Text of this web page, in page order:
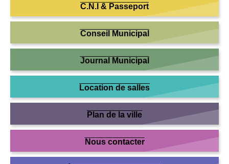
C.N.I & Passeport
Conseil Municipal
Journal Municipal
Location de salles
Plan de la ville
Nous contacter